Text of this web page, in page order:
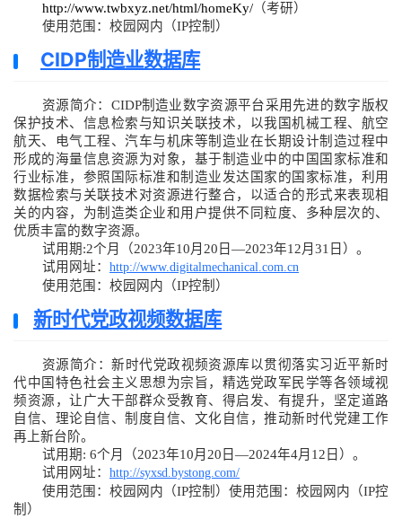
http://www.twbxyz.net/html/homeKy/ （考研）
使用范围：校园网内（IP控制）
CIDP制造业数据库
资源简介：CIDP制造业数字资源平台采用先进的数字版权
保护技术、信息检索与知识关联技术，以我国机械工程、航空
航天、电气工程、汽车与机床等制造业在长期设计制造过程中
形成的海量信息资源为对象，基于制造业中的中国国家标准和
行业标准，参照国际标准和制造业发达国家的国家标准，利用
数据检索与关联技术对资源进行整合，以适合的形式来表现相
关的内容，为制造类企业和用户提供不同粒度、多种层次的、
优质丰富的数字资源。
试用期:2个月（2023年10月20日—2023年12月31日）。
试用网址： http://www.digitalmechanical.com.cn
使用范围：校园网内（IP控制）
新时代党政视频数据库
资源简介：新时代党政视频资源库以贯彻落实习近平新时
代中国特色社会主义思想为宗旨，精选党政军民学等各领域视
频资源，让广大干部群众受教育、得启发、有提升，坚定道路
自信、理论自信、制度自信、文化自信，推动新时代党建工作
再上新台阶。
试用期: 6个月（2023年10月20日—2024年4月12日）。
试用网址： http://syxsd.bystong.com/
使用范围：校园网内（IP控制）使用范围：校园网内（IP控
制）